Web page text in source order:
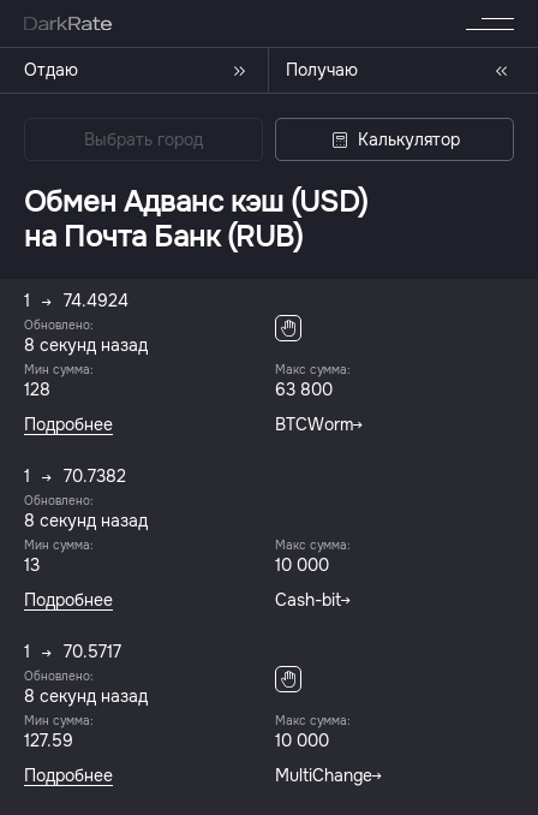
Отдаю Получаю
Выбрать город Калькулятор
Обмен Адванс кэш (USD)
на Почта Банк (RUB)
1 74.4924
Обновлено:
8 секунд назад
Мин сумма:
128
Макс сумма:
63 800
Подробнее
BTCWorm
1 70.7382
Обновлено:
8 секунд назад
Мин сумма:
13
Макс сумма:
10 000
Подробнее
Cash-bit
1 70.5717
Обновлено:
8 секунд назад
Мин сумма:
127.59
Макс сумма:
10 000
Подробнее
MultiChange